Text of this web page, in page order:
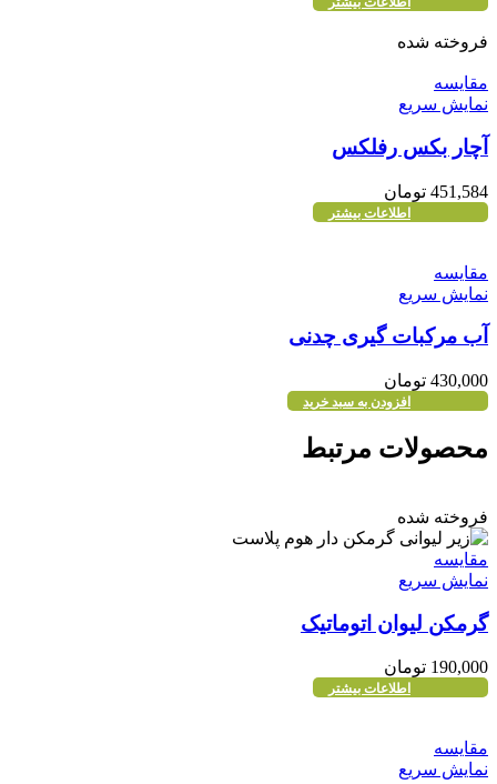
فروخته شده
مقايسه
نمایش سریع
آچار بکس رفلکس
451,584 تومان
اطلاعات بیشتر
مقايسه
نمایش سریع
آب مرکبات گیری چدنی
430,000 تومان
افزودن به سبد خرید
محصولات مرتبط
فروخته شده
مقايسه
نمایش سریع
گرمکن لیوان اتوماتیک
190,000 تومان
اطلاعات بیشتر
مقايسه
نمایش سریع